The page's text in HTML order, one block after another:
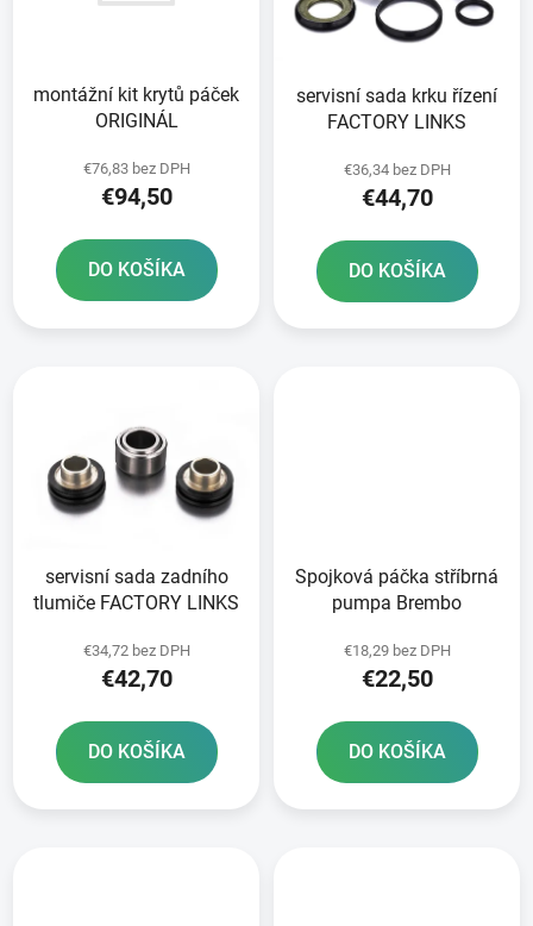
montážní kit krytů páček
ORIGINÁL
€76,83 bez DPH
€94,50
DO KOŠÍKA
servisní sada krku řízení
FACTORY LINKS
€36,34 bez DPH
€44,70
DO KOŠÍKA
servisní sada zadního
tlumiče FACTORY LINKS
€34,72 bez DPH
€42,70
DO KOŠÍKA
Spojková páčka stříbrná
pumpa Brembo
€18,29 bez DPH
€22,50
DO KOŠÍKA